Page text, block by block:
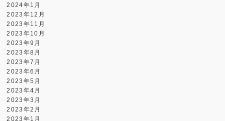
2024年1月
2023年12月
2023年11月
2023年10月
2023年9月
2023年8月
2023年7月
2023年6月
2023年5月
2023年4月
2023年3月
2023年2月
2023年1月